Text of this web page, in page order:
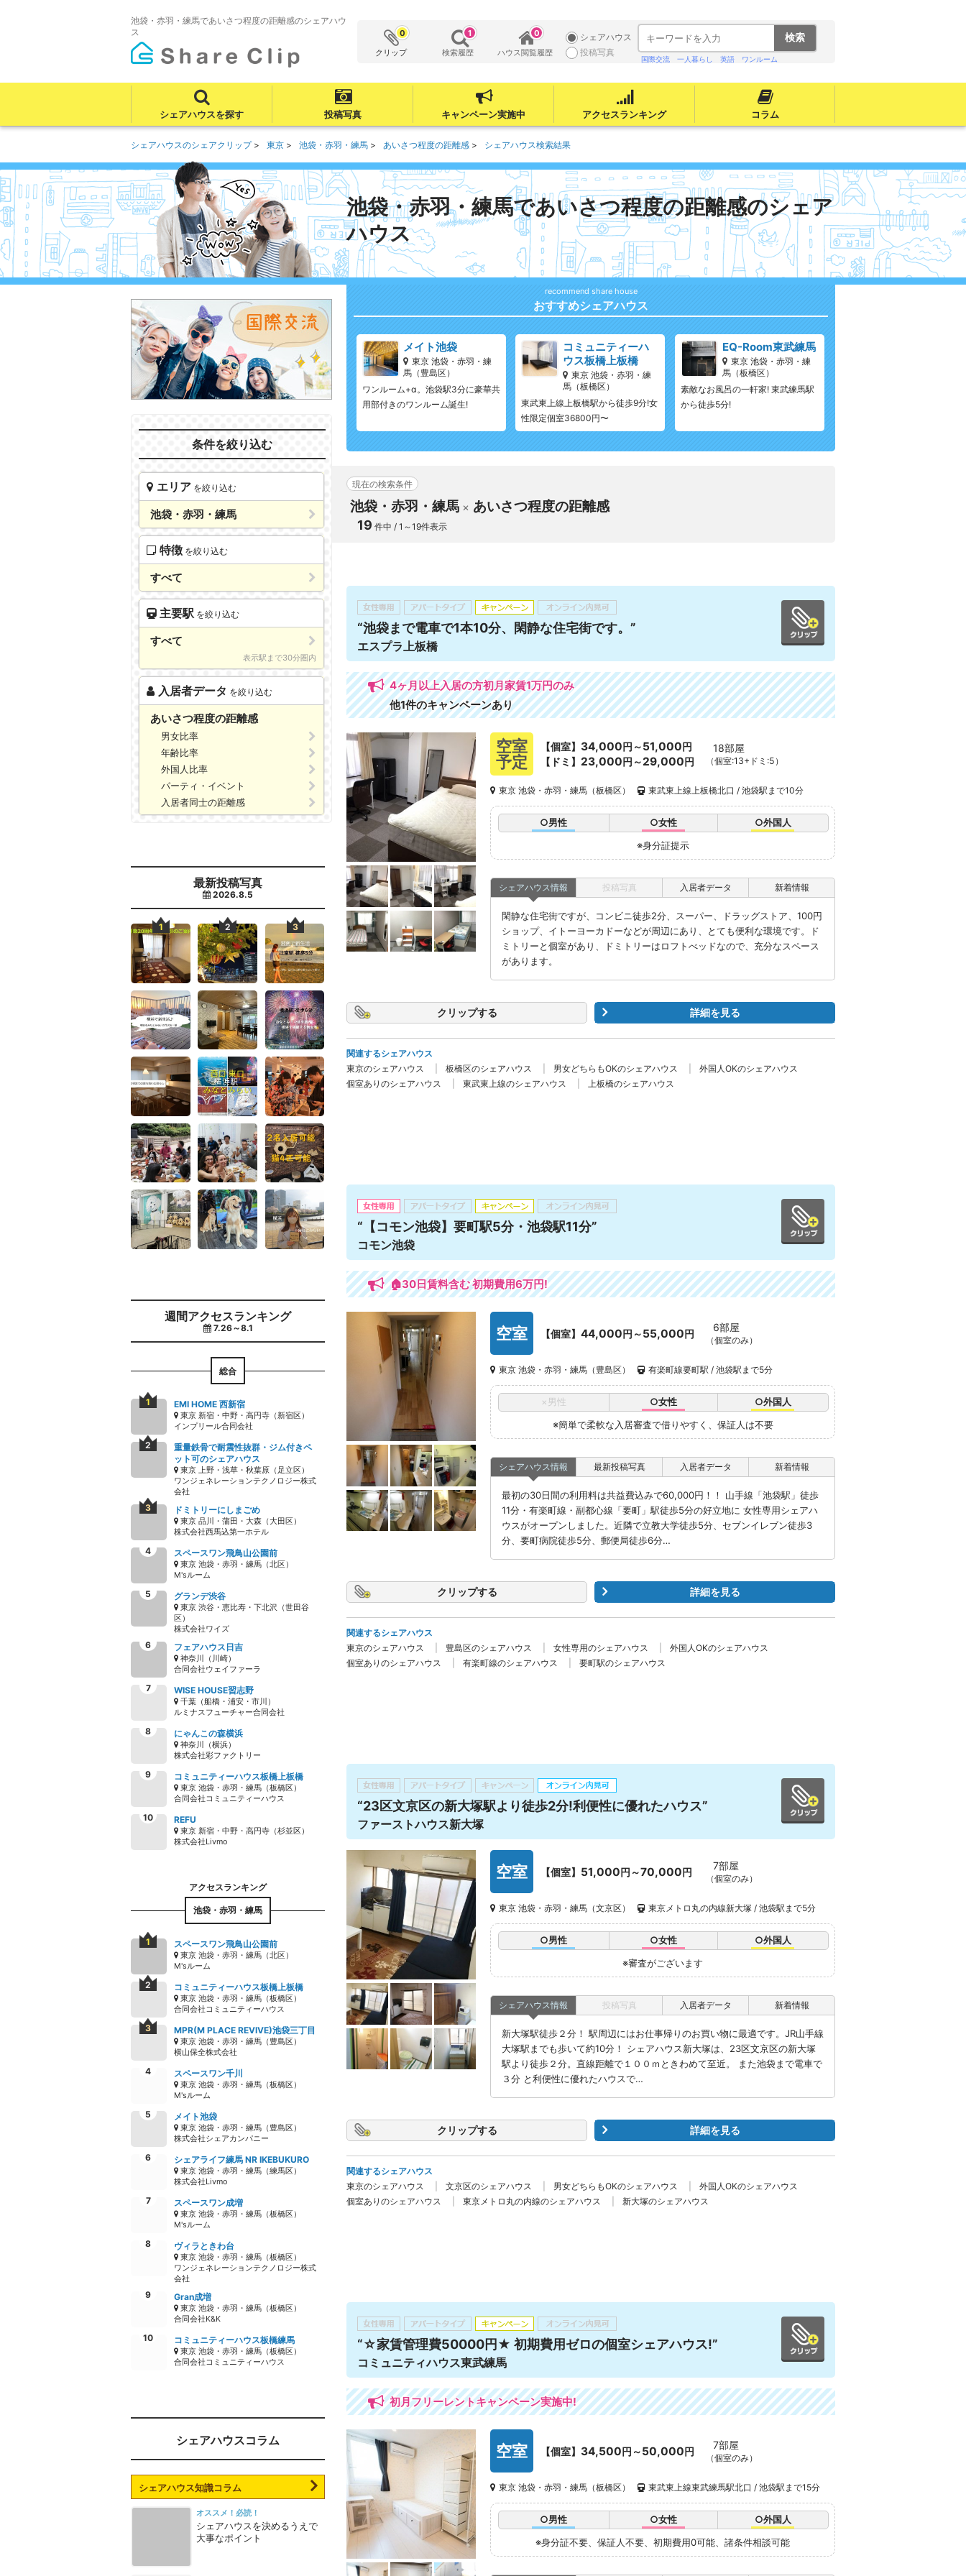
池袋・赤羽・練馬であいさつ程度の距離感のシェアハウ
ス
クリップ
0
検索履歴
1
ハウス閲覧履歴
0
シェアハウス
投稿写真
国際交流 一人暮らし 英語 ワンルーム
シェアハウスを探す 投稿写真 キャンペーン実施中 アクセスランキング コラム
シェアハウスのシェアクリップ 東京 池袋・赤羽・練馬 あいさつ程度の距離感 シェアハウス検索結果
池袋・赤羽・練馬であいさつ程度の距離感のシェア
ハウス
条件を絞り込む
エリア を絞り込む
池袋・赤羽・練馬
特徴 を絞り込む
すべて
主要駅 を絞り込む
すべて
表示駅まで30分圏内
入居者データ を絞り込む
あいさつ程度の距離感
男女比率
年齢比率
外国人比率
パーティ・イベント
入居者同士の距離感
最新投稿写真
2026.8.5
週間アクセスランキング
7.26～8.1
総合
EMI HOME 西新宿
東京 新宿・中野・高円寺（新宿区）
インプリール合同会社
重量鉄骨で耐震性抜群・ジム付きペ
ット可のシェアハウス
東京 上野・浅草・秋葉原（足立区）
ワンジェネレーションテクノロジー株式
会社
ドミトリーにしまごめ
東京 品川・蒲田・大森（大田区）
株式会社西馬込第一ホテル
スペースワン飛鳥山公園前
東京 池袋・赤羽・練馬（北区）
M'sルーム
グランデ渋谷
東京 渋谷・恵比寿・下北沢（世田谷
区）
株式会社ワイズ
フェアハウス日吉
神奈川（川崎）
合同会社ウェイファーラ
WISE HOUSE習志野
千葉（船橋・浦安・市川）
ルミナスフューチャー合同会社
にゃんこの森横浜
神奈川（横浜）
株式会社彩ファクトリー
コミュニティーハウス板橋上板橋
東京 池袋・赤羽・練馬（板橋区）
合同会社コミュニティーハウス
REFU
東京 新宿・中野・高円寺（杉並区）
株式会社Livmo
池袋・赤羽・練馬
スペースワン飛鳥山公園前
東京 池袋・赤羽・練馬（北区）
M'sルーム
コミュニティーハウス板橋上板橋
東京 池袋・赤羽・練馬（板橋区）
合同会社コミュニティーハウス
MPR(M PLACE REVIVE)池袋三丁目
東京 池袋・赤羽・練馬（豊島区）
横山保全株式会社
スペースワン千川
東京 池袋・赤羽・練馬（板橋区）
M'sルーム
メイト池袋
東京 池袋・赤羽・練馬（豊島区）
株式会社シェアカンパニー
シェアライフ練馬 NR IKEBUKURO
東京 池袋・赤羽・練馬（練馬区）
株式会社Livmo
スペースワン成増
東京 池袋・赤羽・練馬（板橋区）
M'sルーム
ヴィラときわ台
東京 池袋・赤羽・練馬（板橋区）
ワンジェネレーションテクノロジー株式
会社
Gran成増
東京 池袋・赤羽・練馬（板橋区）
合同会社K&K
コミュニティーハウス板橋練馬
東京 池袋・赤羽・練馬（板橋区）
合同会社コミュニティーハウス
シェアハウスコラム
シェアハウス知識コラム
オススメ！必読！
シェアハウスを決めるうえで
大事なポイント
おすすめシェアハウス
メイト池袋
東京 池袋・赤羽・練
馬（豊島区）
ワンルーム+α。池袋駅3分に豪華共
用部付きのワンルーム誕生!
コミュニティーハ
ウス板橋上板橋
東京 池袋・赤羽・練
馬（板橋区）
東武東上線上板橋駅から徒歩9分!女
性限定個室36800円〜
EQ-Room東武練馬
東京 池袋・赤羽・練
馬（板橋区）
素敵なお風呂の一軒家! 東武練馬駅
から徒歩5分!
現在の検索条件
池袋・赤羽・練馬 あいさつ程度の距離感
19 件中 / 1～19件表示
“池袋まで電車で1本10分、閑静な住宅街です。”
エスプラ上板橋
4ヶ月以上入居の方初月家賃1万円のみ
他1件のキャンペーンあり
空室
予定
【個室】 34,000円～51,000円
【ドミ】 23,000円～29,000円
18部屋
（個室:13+ドミ:5）
東京 池袋・赤羽・練馬（板橋区） 東武東上線上板橋北口 / 池袋駅まで10分
○男性 ○女性
○外国人
※身分証提示
シェアハウス情報
閑静な住宅街ですが、コンビニ徒歩2分、スーパー、ドラッグストア、100円
ショップ、イトーヨーカドーなどが周辺にあり、とても便利な環境です。ド
ミトリーと個室があり、ドミトリーはロフトべッドなので、充分なスペース
があります。
投稿写真 入居者データ 新着情報
クリップ 詳細を見る
関連するシェアハウス
東京のシェアハウス
板橋区のシェアハウス 男女どちらもOKのシェアハウス
外国人OKのシェアハウス
個室ありのシェアハウス
東武東上線のシェアハウス 上板橋のシェアハウス
“【コモン池袋】要町駅5分・池袋駅11分”
コモン池袋
🏠30日賃料含む 初期費用6万円!
空室 【個室】 44,000円～55,000円 6部屋
（個室のみ）
東京 池袋・赤羽・練馬（豊島区） 有楽町線要町駅 / 池袋駅まで5分
×男性 ○女性
○外国人
※簡単で柔軟な入居審査で借りやすく、保証人は不要
シェアハウス情報
最初の30日間の利用料は共益費込みで60,000円！！ 山手線「池袋駅」徒歩
11分・有楽町線・副都心線「要町」駅徒歩5分の好立地に 女性専用シェアハ
ウスがオープンしました。近隣で立教大学徒歩5分、セブンイレブン徒歩3
分、要町病院徒歩5分、郵便局徒歩6分…
最新投稿写真 入居者データ 新着情報
クリップ 詳細を見る
関連するシェアハウス
東京のシェアハウス
豊島区のシェアハウス 女性専用のシェアハウス
外国人OKのシェアハウス
個室ありのシェアハウス
有楽町線のシェアハウス 要町駅のシェアハウス
“23区文京区の新大塚駅より徒歩2分!利便性に優れたハウス”
ファーストハウス新大塚
空室 【個室】 51,000円～70,000円 7部屋
（個室のみ）
東京 池袋・赤羽・練馬（文京区） 東京メトロ丸の内線新大塚 / 池袋駅まで5分
○男性 ○女性
○外国人
※審査がございます
シェアハウス情報
新大塚駅徒歩２分！ 駅周辺にはお仕事帰りのお買い物に最適です。JR山手線
大塚駅までも歩いて約10分！ シェアハウス新大塚は、23区文京区の新大塚
駅より徒歩２分。直線距離で１００ｍときわめて至近。 また池袋まで電車で
３分 と利便性に優れたハウスで…
投稿写真 入居者データ 新着情報
クリップ 詳細を見る
関連するシェアハウス
東京のシェアハウス
文京区のシェアハウス 男女どちらもOKのシェアハウス
外国人OKのシェアハウス
個室ありのシェアハウス
東京メトロ丸の内線のシェアハウス 新大塚のシェアハウス
“☆家賃管理費50000円★ 初期費用ゼロの個室シェアハウス!”
コミュニティハウス東武練馬
初月フリーレントキャンペーン実施中!
空室 【個室】 34,500円～50,000円 7部屋
（個室のみ）
東京 池袋・赤羽・練馬（板橋区） 東武東上線東武練馬駅北口 / 池袋駅まで15分
○男性 ○女性
○外国人
※身分証不要、保証人不要、初期費用0可能、諸条件相談可能